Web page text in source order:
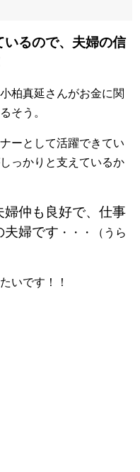
いるので、夫婦の信
柏真延さんがお金に関
そう。
ーとして活躍できてい
っかりと支えているか
仲も良好で、仕事
夫婦です ・・・（うら
いです！！